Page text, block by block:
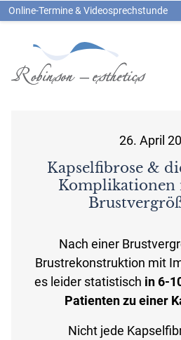
Online-Termine & Videosprechstunde
26. April
Kapselfibrose &
Komplikationen
Nach einer
Brustrekonstruktion mit
es leider statistisch in 6-
Patienten zu einer
Nicht jede